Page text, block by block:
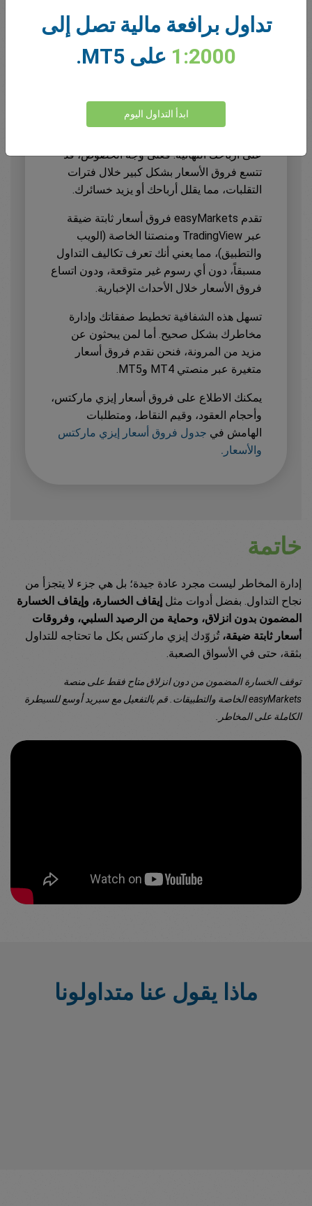
بفروقات أسعارثابتة ضيقة
على أرباحك النهائية. فعلى وجه الخصوص، قد
تتسع فروق الأسعار بشكل كبير خلال فترات
التقلبات، مما يقلل أرباحك أو يزيد خسائرك.
تقدم easyMarkets فروق أسعار ثابتة ضيقة
عبر TradingView ومنصتنا الخاصة (الويب
والتطبيق)، مما يعني أنك تعرف تكاليف التداول
مسبقاً، دون أي رسوم غير متوقعة، ودون اتساع
فروق الأسعار خلال الأحداث الإخبارية.
تسهل هذه الشفافية تخطيط صفقاتك وإدارة
مخاطرك بشكل صحيح. أما لمن يبحثون عن
مزيد من المرونة، فنحن نقدم فروق أسعار
متغيرة عبر منصتي MT4 وMT5.
يمكنك الاطلاع على فروق أسعار إيزي ماركتس،
وأحجام العقود، وقيم النقاط، ومتطلبات
الهامش في جدول فروق أسعار إيزي ماركتس
والأسعار.
خاتمة
إدارة المخاطر ليست مجرد عادة جيدة؛ بل هي جزء لا يتجزأ من
نجاح التداول. بفضل أدوات مثل إيقاف الخسارة، وإيقاف الخسارة
المضمون بدون انزلاق، وحماية من الرصيد السلبي، وفروقات
أسعار ثابتة ضيقة، تُزوّدك إيزي ماركتس بكل ما تحتاجه للتداول
بثقة، حتى في الأسواق الصعبة.
توقف الخسارة المضمون من دون انزلاق متاح فقط على منصة
easyMarkets الخاصة والتطبيقات. قم بالتفعيل مع سبريد أوسع للسيطرة
الكاملة على المخاطر.
ماذا يقول عنا متداولونا
تداول برافعة مالية تصل إلى
1:2000 على MT5.
ابدأ التداول اليوم